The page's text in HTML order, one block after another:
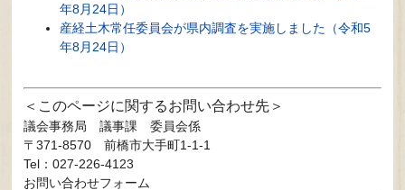
年8月24日）
産経土木常任委員会が県内調査を実施しました（令和5
年8月24日）
このページに関するお問い合わせ先
議会事務局
議事課 委員会係
〒371-8570
前橋市大手町1-1-1
Tel：027-226-4123
お問い合わせフォーム